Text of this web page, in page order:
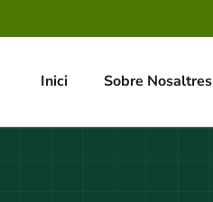
Inici Sobre Nosaltres